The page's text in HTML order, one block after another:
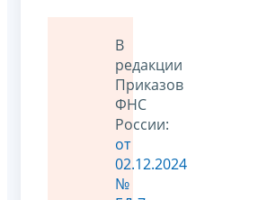
В
редакции
Приказов
ФНС
России:
от
02.12.2024
№